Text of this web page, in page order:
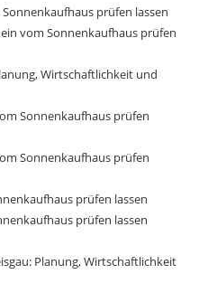
prüfen lassen
vom Sonnenkaufhaus prüfen
Wirtschaftlichkeit und
Sonnenkaufhaus prüfen
Sonnenkaufhaus prüfen
prüfen lassen
prüfen lassen
Planung, Wirtschaftlichkeit